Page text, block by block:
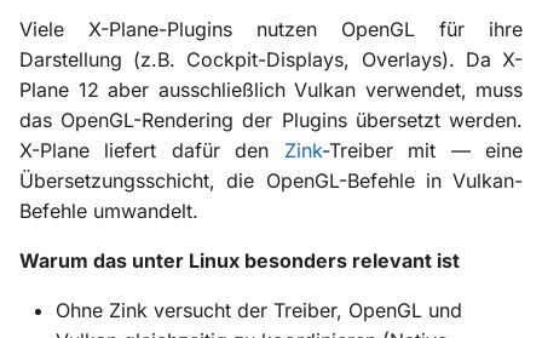
Quellen
Hintergrund: Antialiasing
und Rendering
Aliasing und Abtastung
AA-Techniken in X-Plane
Viele X-Plane-Plugins nutzen OpenGL für ihre
Darstellung (z.B. Cockpit-Displays, Overlays). Da X-
Plane 12 aber ausschließlich Vulkan verwendet, muss
das OpenGL-Rendering der Plugins übersetzt werden.
X-Plane liefert dafür den Zink-Treiber mit — eine
Übersetzungsschicht, die OpenGL-Befehle in Vulkan-
Befehle umwandelt.
Warum das unter Linux besonders relevant ist
Ohne Zink versucht der Treiber, OpenGL und